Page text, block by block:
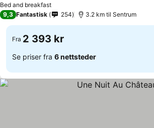
Bed and breakfast
9,3 Fantastisk 254 3.2 km til Sentrum
Fra 2 393 kr
Se priser fra 6 nettsteder